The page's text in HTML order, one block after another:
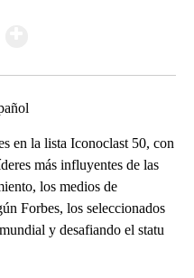
en la lista Iconoclast 50, con
más influyentes de las
los medios de
Forbes, los seleccionados
y desafiando el statu